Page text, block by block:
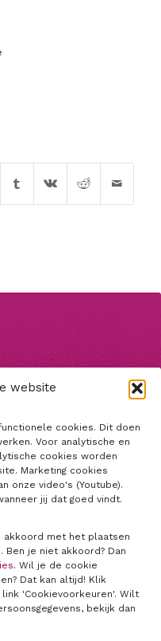
website
cookies. Dit doen
Voor analytische en
cookies worden
Marketing cookies
onze video's (Youtube).
jij dat goed vindt.
akkoord met het plaatsen
. Ben je niet akkoord? Dan
. Wil je de cookie
Dat kan altijd! Klik
'Cookievoorkeuren'. Wilt
bekijk dan